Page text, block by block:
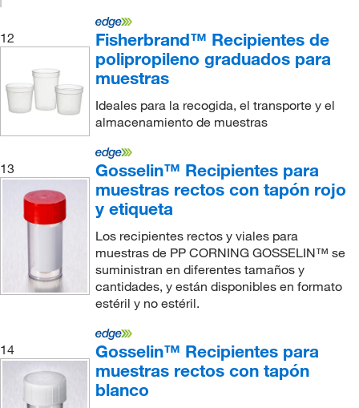
12
Fisherbrand™ Recipientes de
polipropileno graduados para
muestras
Ideales para la recogida, el transporte y el
almacenamiento de muestras
13
Gosselin™ Recipientes para
muestras rectos con tapón rojo
y etiqueta
Los recipientes rectos y viales para
muestras de PP CORNING GOSSELIN™ se
suministran en diferentes tamaños y
cantidades, y están disponibles en formato
estéril y no estéril.
14
Gosselin™ Recipientes para
muestras rectos con tapón
blanco